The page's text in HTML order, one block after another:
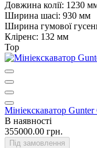
Довжина колії: 1230
Ширина шасі: 930 мм
Ширина гумової
Кліренс: 132 мм
Top
Мініекскаватор
В наявності
355000.00 грн.
Під замовлення